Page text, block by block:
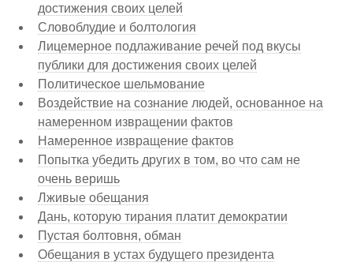
достижения своих целей
Словоблудие и болтология
Лицемерное подлаживание речей под вкусы
публики для достижения своих целей
Политическое шельмование
Воздействие на сознание людей, основанное на
намеренном извращении фактов
Намеренное извращение фактов
Попытка убедить других в том, во что сам не
очень веришь
Лживые обещания
Дань, которую тирания платит демократии
Пустая болтовня, обман
Обещания в устах будущего президента